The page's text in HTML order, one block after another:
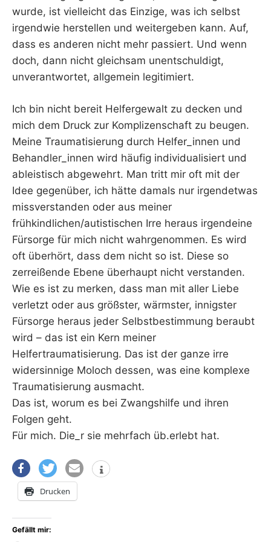
wurde, ist vielleicht das Einzige, was ich selbst
irgendwie herstellen und weitergeben kann. Auf,
dass es anderen nicht mehr passiert. Und wenn
doch, dann nicht gleichsam unentschuldigt,
unverantwortet, allgemein legitimiert.
Ich bin nicht bereit Helfergewalt zu decken und
mich dem Druck zur Komplizenschaft zu beugen.
Meine Traumatisierung durch Helfer_innen und
Behandler_innen wird häufig individualisiert und
ableistisch abgewehrt. Man tritt mir oft mit der
Idee gegenüber, ich hätte damals nur irgendetwas
missverstanden oder aus meiner
frühkindlichen/autistischen Irre heraus irgendeine
Fürsorge für mich nicht wahrgenommen. Es wird
oft überhört, dass dem nicht so ist. Diese so
zerreißende Ebene überhaupt nicht verstanden.
Wie es ist zu merken, dass man mit aller Liebe
verletzt oder aus größster, wärmster, innigster
Fürsorge heraus jeder Selbstbestimmung beraubt
wird – das ist ein Kern meiner
Helfertraumatisierung. Das ist der ganze irre
widersinnige Moloch dessen, was eine komplexe
Traumatisierung ausmacht.
Das ist, worum es bei Zwangshilfe und ihren
Folgen geht.
Für mich. Die_r sie mehrfach üb.erlebt hat.
Drucken
Gefällt mir: